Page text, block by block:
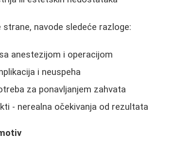
navode sledeće razloge:
anestezijom i operacijom
i neuspeha
za ponavljanjem zahvata
- nerealna očekivanja od rezultata